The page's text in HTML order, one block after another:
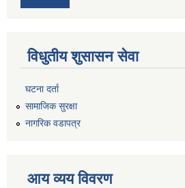
विधुतीय शुसासन सेवा
घटना दर्ता
सामाजिक सुरक्षा
नागरिक वडापत्र
आय व्यय विवरण